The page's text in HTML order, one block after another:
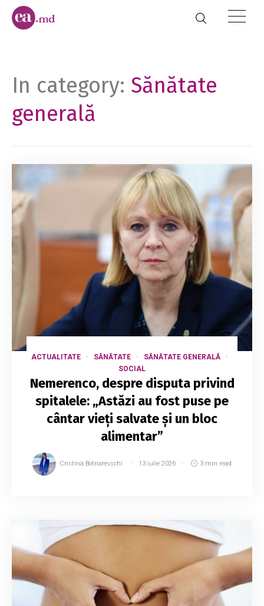
In category: Sănătate
generală
ACTUALITATE SĂNĂTATE
SĂNĂTATE GENERALĂ
SOCIAL
Nemerenco, despre disputa privind
spitalele: „Astăzi au fost puse pe
cântar vieți salvate și un bloc
alimentar”
Cristina Botnarevschi 13 iulie 2026 3 min read